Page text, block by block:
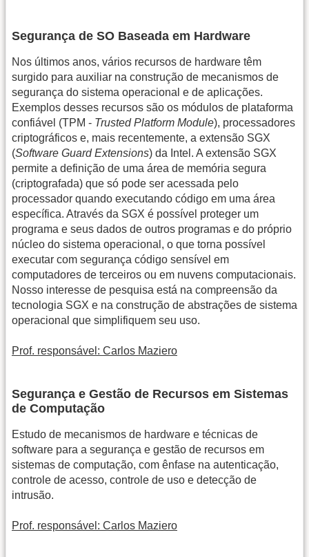
Segurança de SO Baseada em Hardware
Nos últimos anos, vários recursos de hardware têm
surgido para auxiliar na construção de mecanismos de
segurança do sistema operacional e de aplicações.
Exemplos desses recursos são os módulos de plataforma
confiável (TPM - Trusted Platform Module), processadores
criptográficos e, mais recentemente, a extensão SGX
(Software Guard Extensions) da Intel. A extensão SGX
permite a definição de uma área de memória segura
(criptografada) que só pode ser acessada pelo
processador quando executando código em uma área
específica. Através da SGX é possível proteger um
programa e seus dados de outros programas e do próprio
núcleo do sistema operacional, o que torna possível
executar com segurança código sensível em
computadores de terceiros ou em nuvens computacionais.
Nosso interesse de pesquisa está na compreensão da
tecnologia SGX e na construção de abstrações de sistema
operacional que simplifiquem seu uso.
Prof. responsável: Carlos Maziero
Segurança e Gestão de Recursos em Sistemas
de Computação
Estudo de mecanismos de hardware e técnicas de
software para a segurança e gestão de recursos em
sistemas de computação, com ênfase na autenticação,
controle de acesso, controle de uso e detecção de
intrusão.
Prof. responsável: Carlos Maziero